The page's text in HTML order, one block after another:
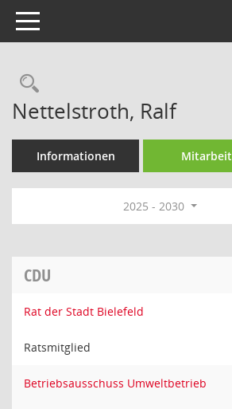
Toggle navigation
Rechercheauswahl
Nettelstroth, Ralf
Informationen Mitarbeit
2025 - 2030
CDU
Rat der Stadt Bielefeld
Ratsmitglied
Betriebsausschuss Umweltbetrieb